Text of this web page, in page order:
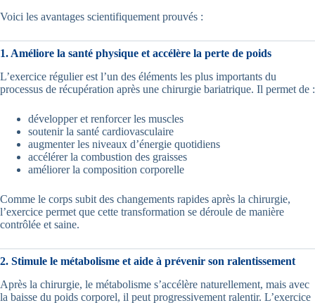
Voici les avantages scientifiquement prouvés :
1. Améliore la santé physique et accélère la perte de poids
L’exercice régulier est l’un des éléments les plus importants du
processus de récupération après une chirurgie bariatrique. Il permet de :
développer et renforcer les muscles
soutenir la santé cardiovasculaire
augmenter les niveaux d’énergie quotidiens
accélérer la combustion des graisses
améliorer la composition corporelle
Comme le corps subit des changements rapides après la chirurgie,
l’exercice permet que cette transformation se déroule de manière
contrôlée et saine.
2. Stimule le métabolisme et aide à prévenir son ralentissement
Après la chirurgie, le métabolisme s’accélère naturellement, mais avec
la baisse du poids corporel, il peut progressivement ralentir. L’exercice